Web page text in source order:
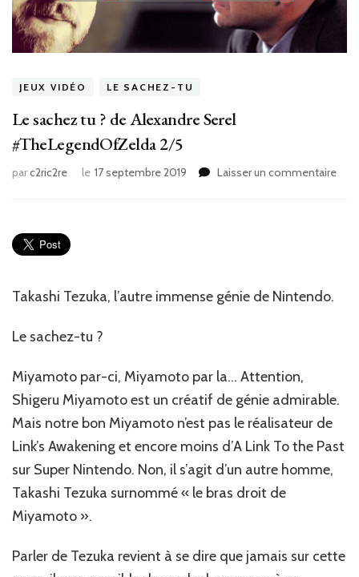
JEUX VIDÉO LE SACHEZ-TU
Le sachez tu ? de Alexandre Serel
#TheLegendOfZelda 2/5
parc2ric2re le 17 septembre 2019 Laisser un commentairesur
Takashi Tezuka, l’autre immense génie de Nintendo.
Le sachez-tu ?
Miyamoto par-ci, Miyamoto par la… Attention,
Shigeru Miyamoto est un créatif de génie admirable.
Mais notre bon Miyamoto n’est pas le réalisateur de
Link’s Awakening et encore moins d’A Link To the Past
sur Super Nintendo. Non, il s’agit d’un autre homme,
Takashi Tezuka surnommé « le bras droit de
Miyamoto ».
Parler de Tezuka revient à se dire que jamais sur cette